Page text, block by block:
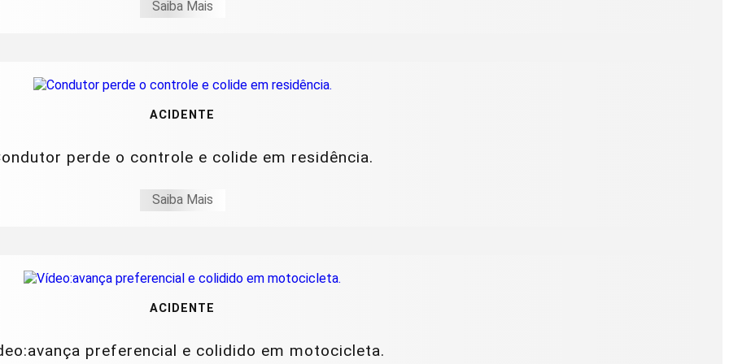
Saiba Mais
ACIDENTE
perde o controle e colide em residência.
Saiba Mais
ACIDENTE
preferencial e colidido em motocicleta.